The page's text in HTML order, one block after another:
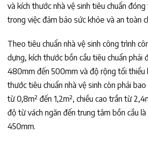
và kích thước nhà vệ sinh tiêu chuẩn
trong việc đảm bảo sức khỏe và an toàn
Theo tiêu chuẩn nhà vệ sinh công trình
dựng, kích thước bồn cầu tiêu chuẩn phải
480mm đến 500mm và độ rộng tối thiểu
thước tiêu chuẩn nhà vệ sinh còn phải
từ 0,8m² đến 1,2m², chiều cao trần từ
độ từ vách ngăn đến trung tâm bồn cầu
450mm.